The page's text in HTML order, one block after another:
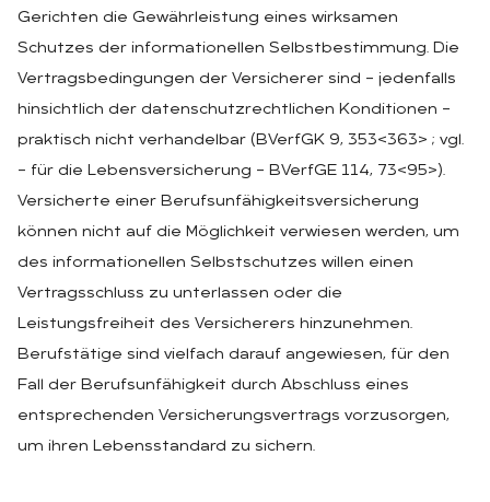
Gerichten die Gewährleistung eines wirksamen
Schutzes der informationellen Selbstbestimmung. Die
Vertragsbedingungen der Versicherer sind – jedenfalls
hinsichtlich der datenschutzrechtlichen Konditionen –
praktisch nicht verhandelbar (BVerfGK 9, 353<363> ; vgl.
– für die Lebensversicherung – BVerfGE 114, 73<95>).
Versicherte einer Berufsunfähigkeitsversicherung
können nicht auf die Möglichkeit verwiesen werden, um
des informationellen Selbstschutzes willen einen
Vertragsschluss zu unterlassen oder die
Leistungsfreiheit des Versicherers hinzunehmen.
Berufstätige sind vielfach darauf angewiesen, für den
Fall der Berufsunfähigkeit durch Abschluss eines
entsprechenden Versicherungsvertrags vorzusorgen,
um ihren Lebensstandard zu sichern.